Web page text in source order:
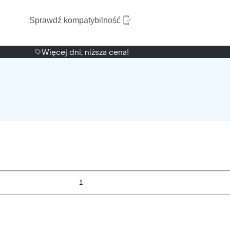
Sprawdź kompatybilność
Więcej dni, niższa cena!
1